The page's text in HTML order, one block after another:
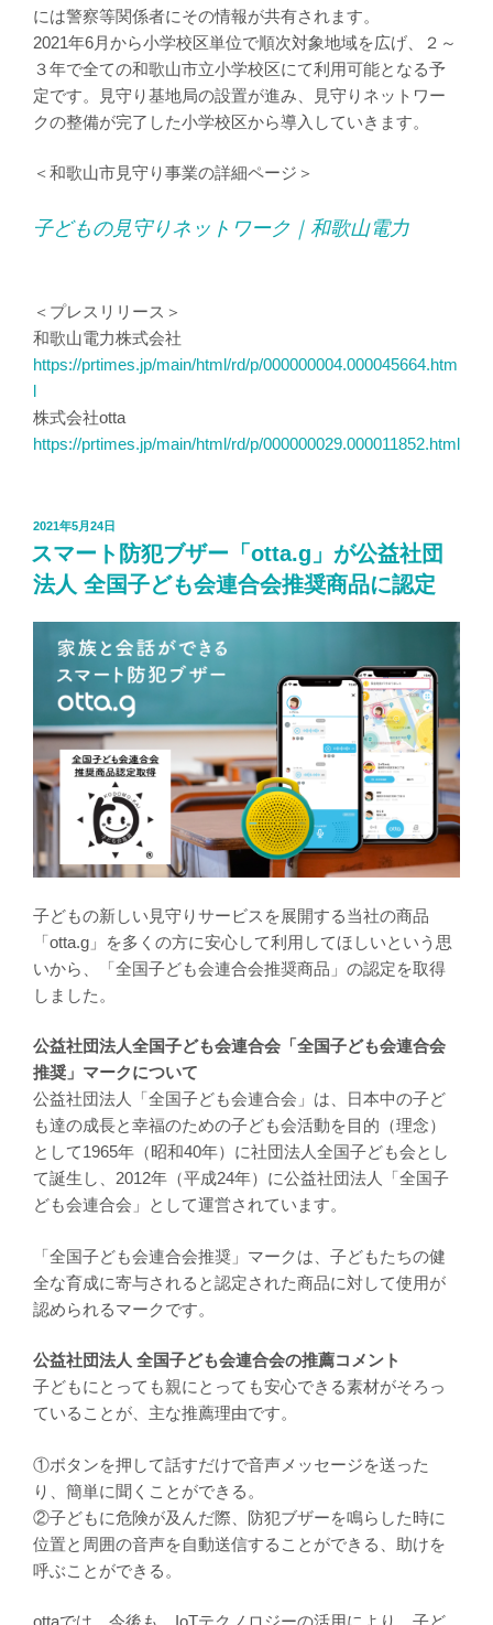
には警察等関係者にその情報が共有されます。
2021年6月から小学校区単位で順次対象地域を広げ、２～
３年で全ての和歌山市立小学校区にて利用可能となる予
定です。見守り基地局の設置が進み、見守りネットワー
クの整備が完了した小学校区から導入していきます。
＜和歌山市見守り事業の詳細ページ＞
子どもの見守りネットワーク｜和歌山電力
＜プレスリリース＞
和歌山電力株式会社
https://prtimes.jp/main/html/rd/p/000000004.000045664.htm
l
株式会社otta
https://prtimes.jp/main/html/rd/p/000000029.000011852.html
投
稿
日:
2021年5月24日
スマート防犯ブザー「otta.g」が公益社団
法人 全国子ども会連合会推奨商品に認定
子どもの新しい見守りサービスを展開する当社の商品
「otta.g」を多くの方に安心して利用してほしいという思
いから、「全国子ども会連合会推奨商品」の認定を取得
しました。
公益社団法人全国子ども会連合会「全国子ども会連合会
推奨」マークについて
公益社団法人「全国子ども会連合会」は、日本中の子ど
も達の成長と幸福のための子ども会活動を目的（理念）
として1965年（昭和40年）に社団法人全国子ども会とし
て誕生し、2012年（平成24年）に公益社団法人「全国子
ども会連合会」として運営されています。
「全国子ども会連合会推奨」マークは、子どもたちの健
全な育成に寄与されると認定された商品に対して使用が
認められるマークです。
公益社団法人 全国子ども会連合会の推薦コメント
子どもにとっても親にとっても安心できる素材がそろっ
ていることが、主な推薦理由です。
①ボタンを押して話すだけで音声メッセージを送った
り、簡単に聞くことができる。
②子どもに危険が及んだ際、防犯ブザーを鳴らした時に
位置と周囲の音声を自動送信することができる、助けを
呼ぶことができる。